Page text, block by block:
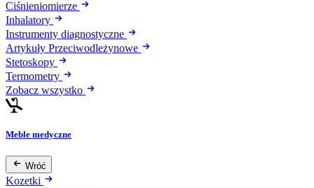
Ciśnieniomierze
Inhalatory
Instrumenty diagnostyczne
Artykuły Przeciwodleżynowe
Stetoskopy
Termometry
Zobacz wszystko
Meble medyczne
Wróć
Kozetki